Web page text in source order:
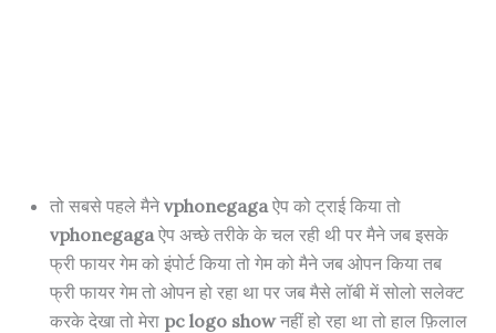
तो सबसे पहले मैनेvphonegagaऐप को ट्राई किया तो
vphonegagaऐप अच्छे तरीके के चल रही थी पर मैने जब इसके
फ्री फायर गेम को इंपोर्ट किया तो गेम को मैने जब ओपन किया तब
फ्री फायर गेम तो ओपन हो रहा था पर जब मैसे लॉबी में सोलो सलेक्ट
करके देखा तो मेरा pc logo showनहीं हो रहा था तो हाल फ़िलाल